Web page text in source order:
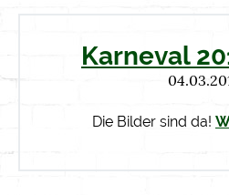
Karneval
Die Bilder sind da!